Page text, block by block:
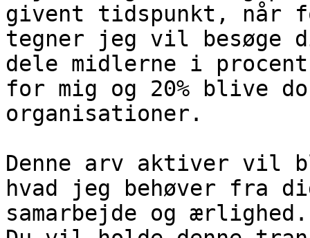
givent tidspunkt, når
tegner jeg vil
dele midlerne i
for mig og 20% blive
organisationer.
Denne arv aktiver
hvad jeg behøver fra
samarbejde og ærlighed.